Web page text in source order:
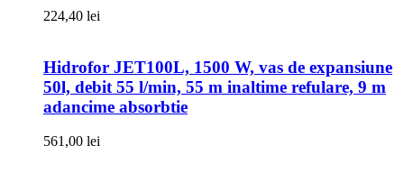
224,40 lei
Hidrofor JET100L, 1500 W, vas de expansiune
50l, debit 55 l/min, 55 m inaltime refulare, 9 m
adancime absorbtie
561,00 lei